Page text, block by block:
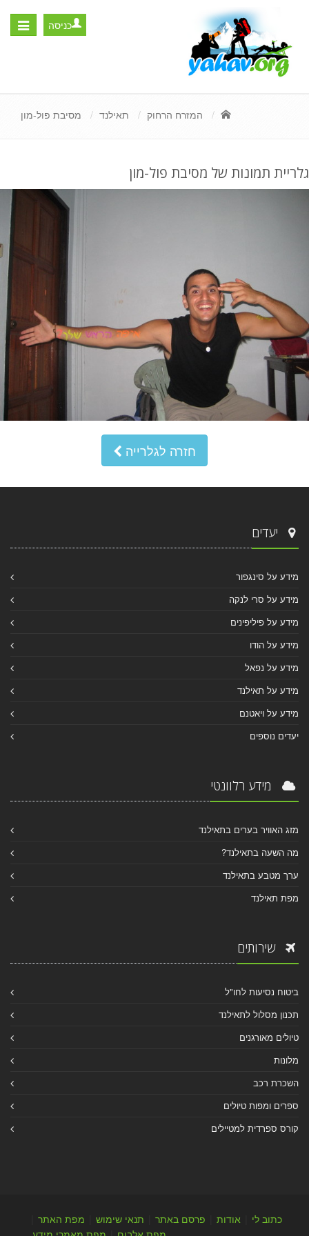
Toggle
כניסה
המזרח הרחוק תאילנד מסיבת פול-מון
גלריית תמונות של מסיבת פול-מון
חזרה לגלרייה
יעדים
מידע על סינגפור
מידע על סרי לנקה
מידע על פיליפינים
מידע על הודו
מידע על נפאל
מידע על תאילנד
מידע על ויאטנם
יעדים נוספים
מידע רלוונטי
מזג האוויר בערים בתאילנד
מה השעה בתאילנד?
ערך מטבע בתאילנד
מפת תאילנד
שירותים
ביטוח נסיעות לחו"ל
תכנון מסלול לתאילנד
טיולים מאורגנים
מלונות
השכרת רכב
ספרים ומפות טיולים
קורס ספרדית למטיילים
כתוב לי אודות פרסם באתר תנאי שימוש מפת האתר